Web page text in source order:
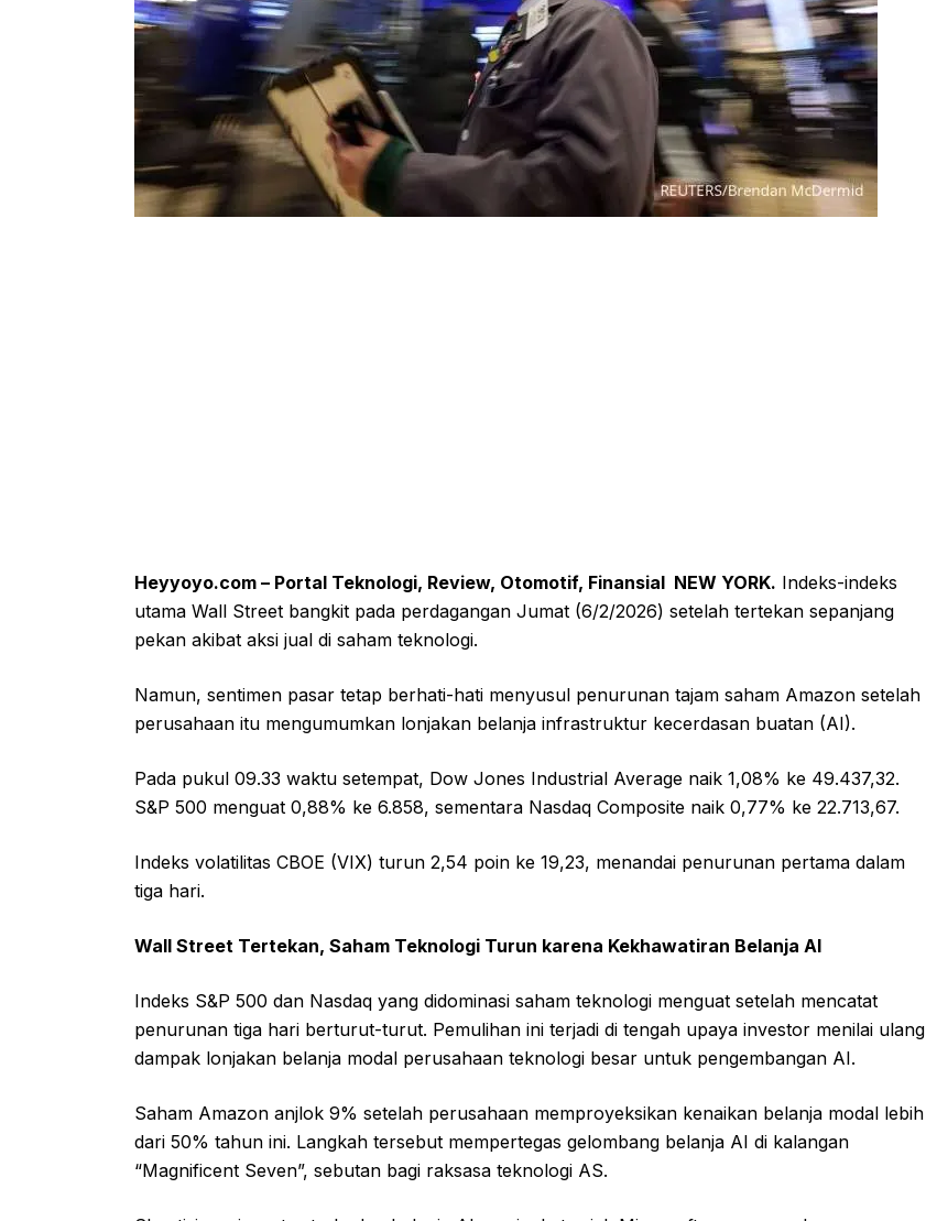
Heyyoyo.com – Portal Teknologi, Review, Otomotif, Finansial NEW YORK. Indeks-indeks
utama Wall Street bangkit pada perdagangan Jumat (6/2/2026) setelah tertekan sepanjang
pekan akibat aksi jual di saham teknologi.
Namun, sentimen pasar tetap berhati-hati menyusul penurunan tajam saham Amazon setelah
perusahaan itu mengumumkan lonjakan belanja infrastruktur kecerdasan buatan (AI).
Pada pukul 09.33 waktu setempat, Dow Jones Industrial Average naik 1,08% ke 49.437,32.
S&P 500 menguat 0,88% ke 6.858, sementara Nasdaq Composite naik 0,77% ke 22.713,67.
Indeks volatilitas CBOE (VIX) turun 2,54 poin ke 19,23, menandai penurunan pertama dalam
tiga hari.
Wall Street Tertekan, Saham Teknologi Turun karena Kekhawatiran Belanja AI
Indeks S&P 500 dan Nasdaq yang didominasi saham teknologi menguat setelah mencatat
penurunan tiga hari berturut-turut. Pemulihan ini terjadi di tengah upaya investor menilai ulang
dampak lonjakan belanja modal perusahaan teknologi besar untuk pengembangan AI.
Saham Amazon anjlok 9% setelah perusahaan memproyeksikan kenaikan belanja modal lebih
dari 50% tahun ini. Langkah tersebut mempertegas gelombang belanja AI di kalangan
“Magnificent Seven”, sebutan bagi raksasa teknologi AS.